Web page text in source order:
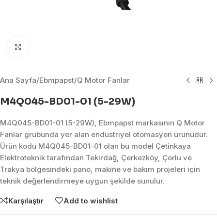
Ana Sayfa/Ebmpapst/Q Motor Fanlar
M4Q045-BD01-01 (5-29W)
M4Q045-BD01-01 (5-29W), Ebmpapst markasının Q Motor
Fanlar grubunda yer alan endüstriyel otomasyon ürünüdür.
Ürün kodu M4Q045-BD01-01 olan bu model Çetinkaya
Elektroteknik tarafından Tekirdağ, Çerkezköy, Çorlu ve
Trakya bölgesindeki pano, makine ve bakım projeleri için
teknik değerlendirmeye uygun şekilde sunulur.
Karşılaştır Add to wishlist